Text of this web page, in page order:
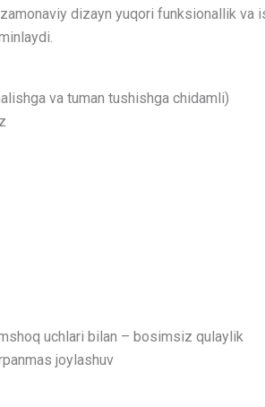
dizayn yuqori funksionallik va
va tuman tushishga chidamli)
uchlari bilan – bosimsiz qulaylik
joylashuv